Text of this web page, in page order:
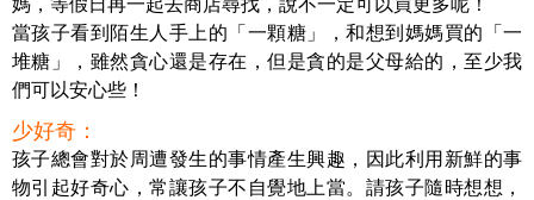
媽，等假日再一起去商店尋找，說不一定可以買更多呢！
當孩子看到陌生人手上的「一顆糖」，和想到媽媽買的「一
堆糖」，雖然貪心還是存在，但是貪的是父母給的，至少我
們可以安心些！
少好奇：
孩子總會對於周遭發生的事情產生興趣，因此利用新鮮的事
物引起好奇心，常讓孩子不自覺地上當。請孩子隨時想想，